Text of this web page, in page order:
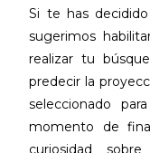
Si te has
sugerimos
realizar tu
predecir la
seleccionado
momento de
curiosidad